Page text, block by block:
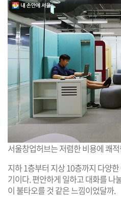
서울창업허브는 저렴한 비용에 쾌
지하 1층부터 지상 10층까지 다양
기이다. 편안하게 일하고 대화를 나
이 불타오를 것 같은 느낌이었달까.